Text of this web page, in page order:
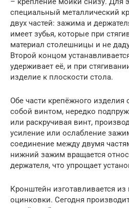
специальный металлический
двух частей: зажима и
имеет зубья, которые при
материал столешницы и не
Второй концом
удерживает её, и при
изделие к плоскости стола.
Обе части крепёжного
собой винтом, нередко
или раскручивая винт,
усиление или ослабление
соединение между двумя
нижний зажим вращается
держателя, что упрощает
Кронштейн изготавливается
оцинковки. Сегодня